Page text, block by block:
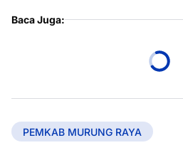
Baca Juga:
PEMKAB MURUNG RAYA